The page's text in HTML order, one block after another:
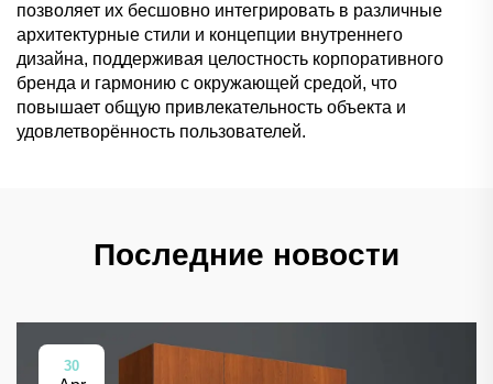
позволяет их бесшовно интегрировать в различные
архитектурные стили и концепции внутреннего
дизайна, поддерживая целостность корпоративного
бренда и гармонию с окружающей средой, что
повышает общую привлекательность объекта и
удовлетворённость пользователей.
Последние новости
30